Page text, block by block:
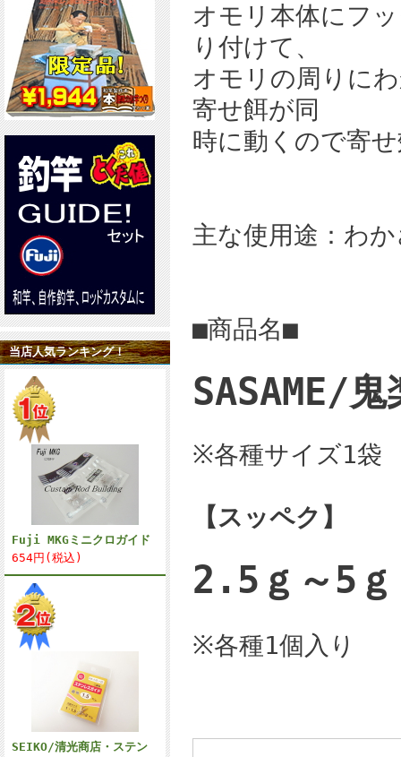
当店人気ランキング！
Fuji MKGミニクロガイド
654円(税込)
SEIKO/清光商店・ステン
オモリ本体にフ
り付けて、
オモリの周りに
寄せ餌が同
時に動くので寄
主な使用途：わ
■商品名■
SASAME/鬼
※各種サイズ1袋
【スッペク】
2.5ｇ～5ｇ
※各種1個入り